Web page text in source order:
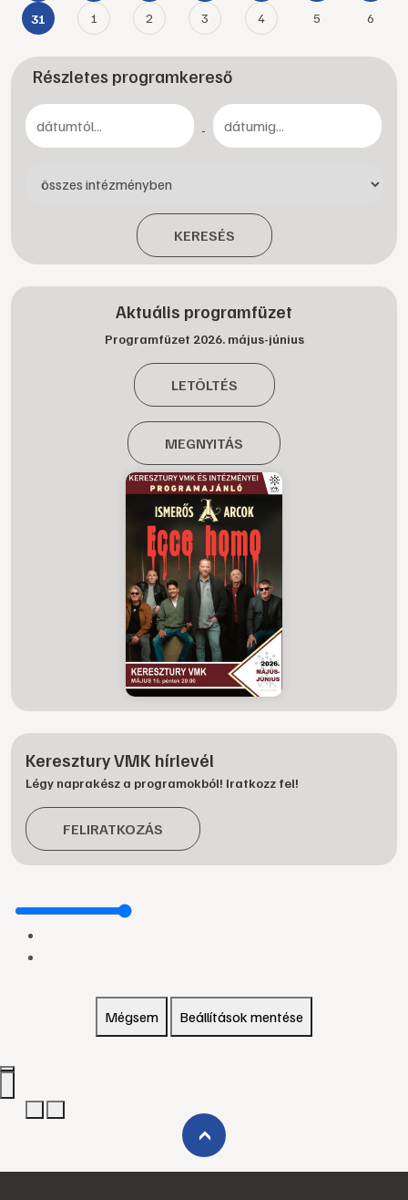
31 1 2 3 4 5 6
Részletes programkereső
-
KERESÉS
Aktuális programfüzet
Programfüzet 2026. május-június
LETÖLTÉS
MEGNYITÁS
Keresztury VMK hírlevél
Légy naprakész a programokból! Iratkozz fel!
FELIRATKOZÁS
Mégsem Beállítások mentése
›